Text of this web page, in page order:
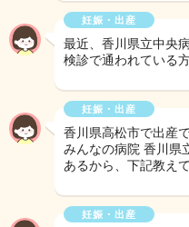
妊娠・出産
最近、香川県立中央
検診で通われている
妊娠・出産
香川県高松市で出産
みんなの病院 香川県
あるから、下記教え
妊娠・出産